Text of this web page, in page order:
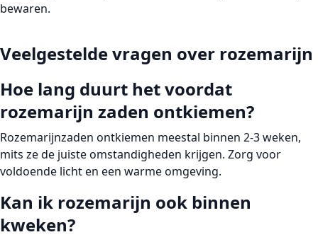
bewaren.
Veelgestelde vragen over rozemarijn
Hoe lang duurt het voordat
rozemarijn zaden ontkiemen?
Rozemarijnzaden ontkiemen meestal binnen 2-3 weken,
mits ze de juiste omstandigheden krijgen. Zorg voor
voldoende licht en een warme omgeving.
Kan ik rozemarijn ook binnen
kweken?